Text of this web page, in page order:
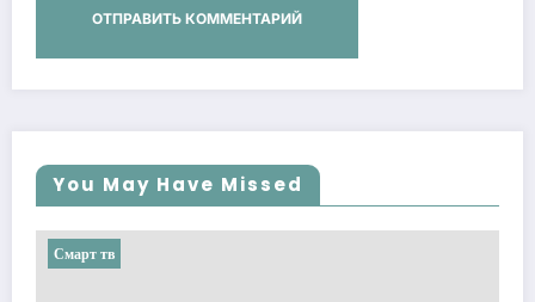
You May Have Missed
Смарт тв